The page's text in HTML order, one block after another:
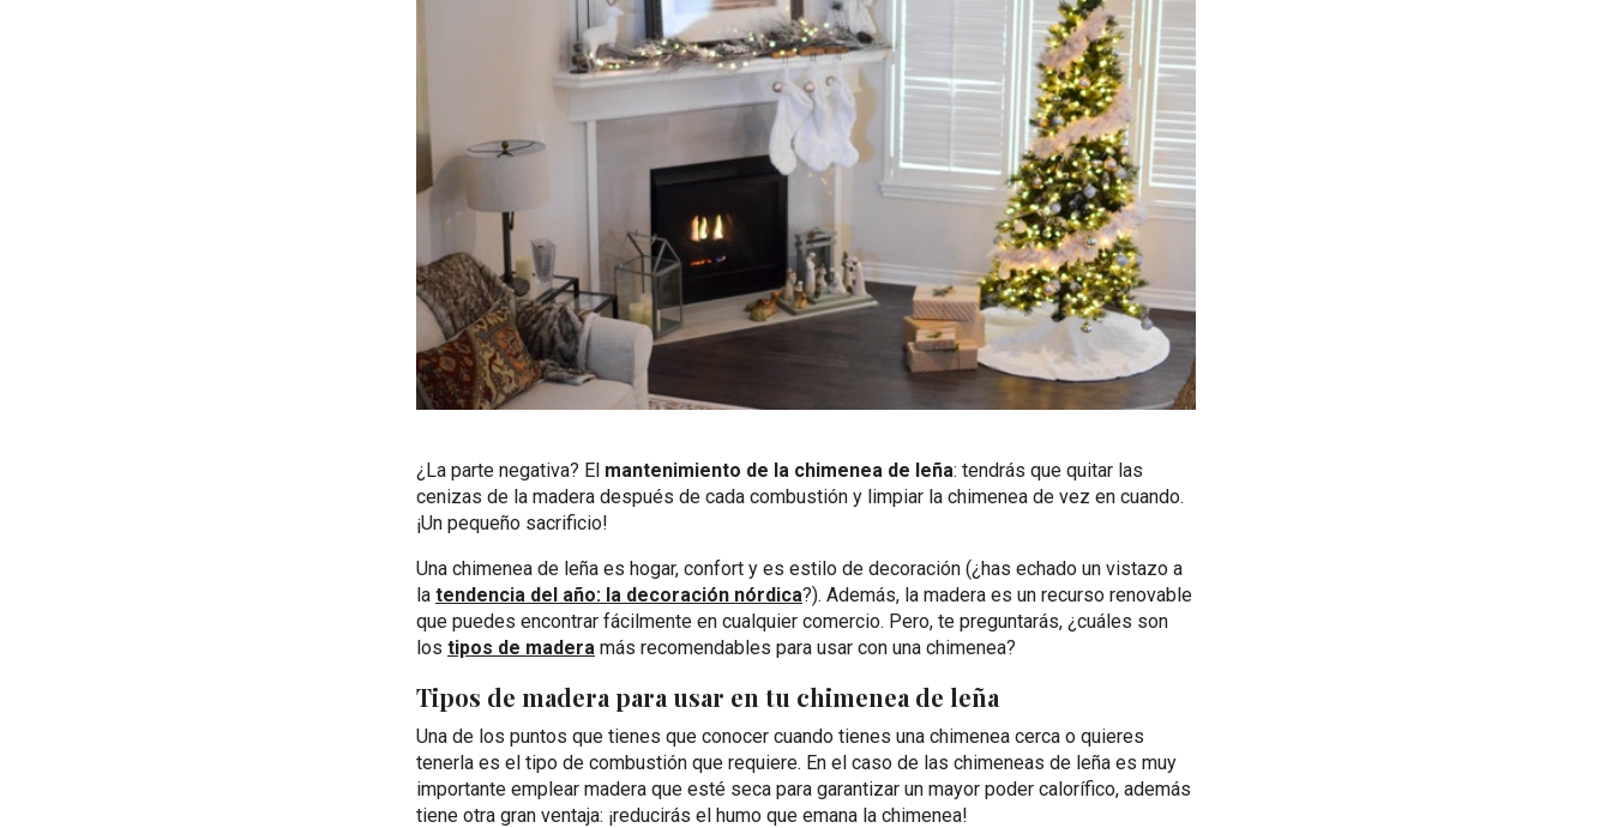
¿La parte negativa? El mantenimiento de la chimenea de leña: tendrás que quitar las
cenizas de la madera después de cada combustión y limpiar la chimenea de vez en cuando.
¡Un pequeño sacrificio!
Una chimenea de leña es hogar, confort y es estilo de decoración (¿has echado un vistazo a
la tendencia del año: la decoración nórdica?). Además, la madera es un recurso renovable
que puedes encontrar fácilmente en cualquier comercio. Pero, te preguntarás, ¿cuáles son
los tipos de madera más recomendables para usar con una chimenea?
Tipos de madera para usar en tu chimenea de leña
Una de los puntos que tienes que conocer cuando tienes una chimenea cerca o quieres
tenerla es el tipo de combustión que requiere. En el caso de las chimeneas de leña es muy
importante emplear madera que esté seca para garantizar un mayor poder calorífico, además
tiene otra gran ventaja: ¡reducirás el humo que emana la chimenea!